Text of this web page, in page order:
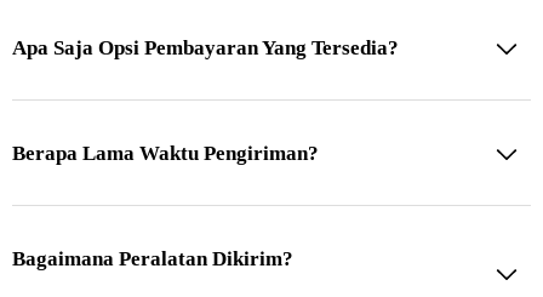
Apa Saja Opsi Pembayaran Yang Tersedia?
Berapa Lama Waktu Pengiriman?
Bagaimana Peralatan Dikirim?